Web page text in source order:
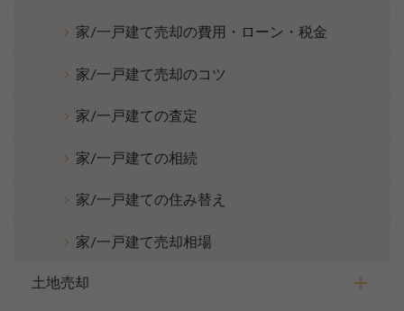
家/一戸建て売却の費用・ローン・税金
家/一戸建て売却のコツ
家/一戸建ての査定
家/一戸建ての相続
家/一戸建ての住み替え
家/一戸建て売却相場
土地売却